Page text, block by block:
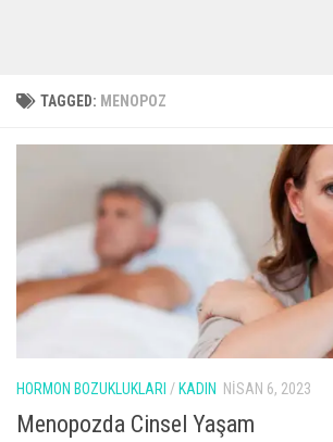
TAGGED: MENOPOZ
HORMON BOZUKLUKLARI / KADIN NISAN 6, 2023
Menopozda Cinsel Yaşam